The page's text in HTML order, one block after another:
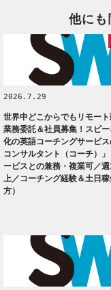
他にも
2026.7.29
世界中どこからでもリモート
業務委託＆社員募集！スピ
化の英語コーチングサービ
コンサルタント（コーチ）
ービスとの兼務・複業可／
上／コーチング経験＆土日
方）